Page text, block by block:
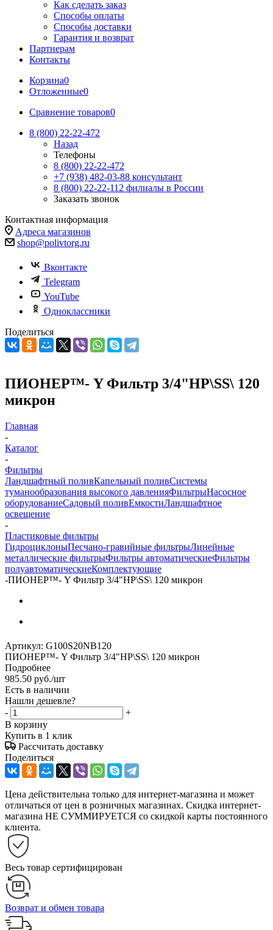
Как сделать заказ
Способы оплаты
Способы доставки
Гарантия и возврат
Партнерам
Контакты
Корзина0
Отложенные0
Сравнение товаров0
8 (800) 22-22-472
Назад
Телефоны
8 (800) 22-22-472
+7 (938) 482-03-88 консультант
8 (800) 22-22-112 филиалы в России
Заказать звонок
Контактная информация
Адреса магазинов
shop@polivtorg.ru
Вконтакте
Telegram
YouTube
Одноклассники
Поделиться
ПИОНЕР™- Y Фильтр 3/4"НР\SS\ 120
микрон
Главная
-
Каталог
-
Фильтры
Ландшафтный поливКапельный поливСистемы
туманообразования высокого давленияФильтрыНасосное
оборудованиеСадовый поливЕмкостиЛандшафтное
освещение
-
Пластиковые фильтры
ГидроциклоныПесчано-гравийные фильтрыЛинейные
металлические фильтрыФильтры автоматическиеФильтры
полуавтоматическиеКомплектующие
-ПИОНЕР™- Y Фильтр 3/4"НР\SS\ 120 микрон
Артикул: G100S20NB120
ПИОНЕР™- Y Фильтр 3/4"НР\SS\ 120 микрон
Подробнее
985.50 руб./шт
Есть в наличии
Нашли дешевле?
-
+
В корзину
Купить в 1 клик
Рассчитать доставку
Поделиться
Цена действительна только для интернет-магазина и может
отличаться от цен в розничных магазинах. Скидка интернет-
магазина НЕ СУММИРУЕТСЯ со скидкой карты постоянного
клиента.
Весь товар сертифицирован
Возврат и обмен товара